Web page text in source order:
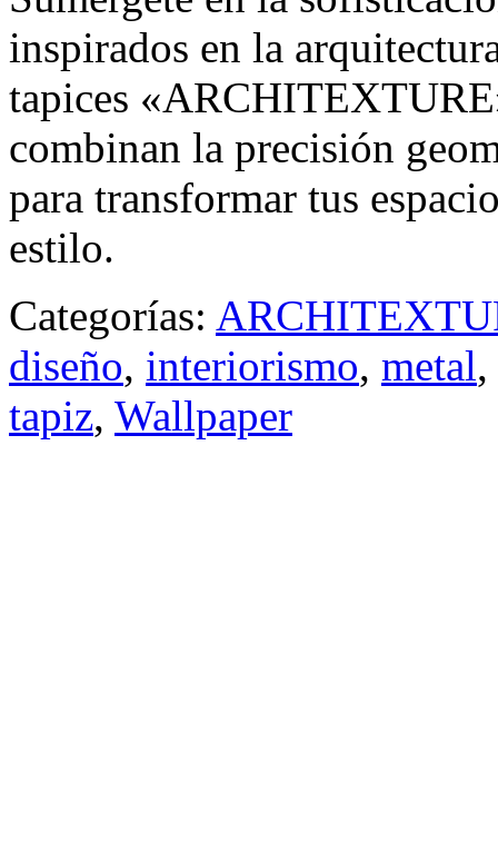
inspirados en la
tapices
combinan la precisión
para transformar tus
estilo.
Categorías:
diseño, interiorismo, metal,
tapiz, Wallpaper